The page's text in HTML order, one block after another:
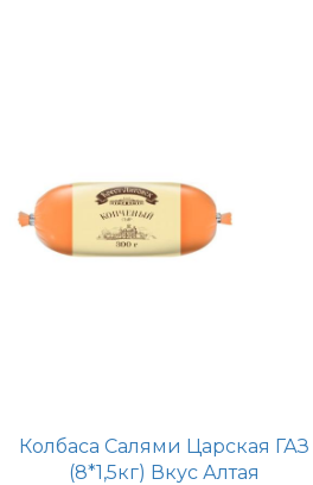
Колбаса Салями Царская ГАЗ
(8*1,5кг) Вкус Алтая